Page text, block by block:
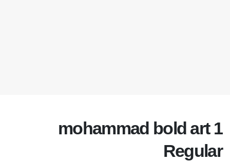
mohammad bold art 1
Regular